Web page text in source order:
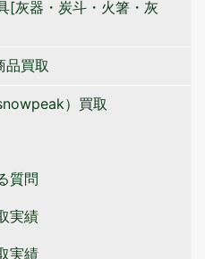
[灰器・炭斗・火箸・灰
品買取
）買取
質問
実績
実績